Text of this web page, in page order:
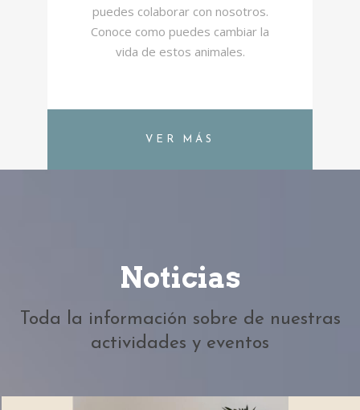
puedes colaborar con nosotros.
Conoce como puedes cambiar la
vida de estos animales.
VER MÁS
Noticias
Toda la información sobre de nuestras
actividades y eventos